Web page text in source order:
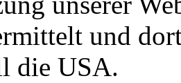
und
die USA.